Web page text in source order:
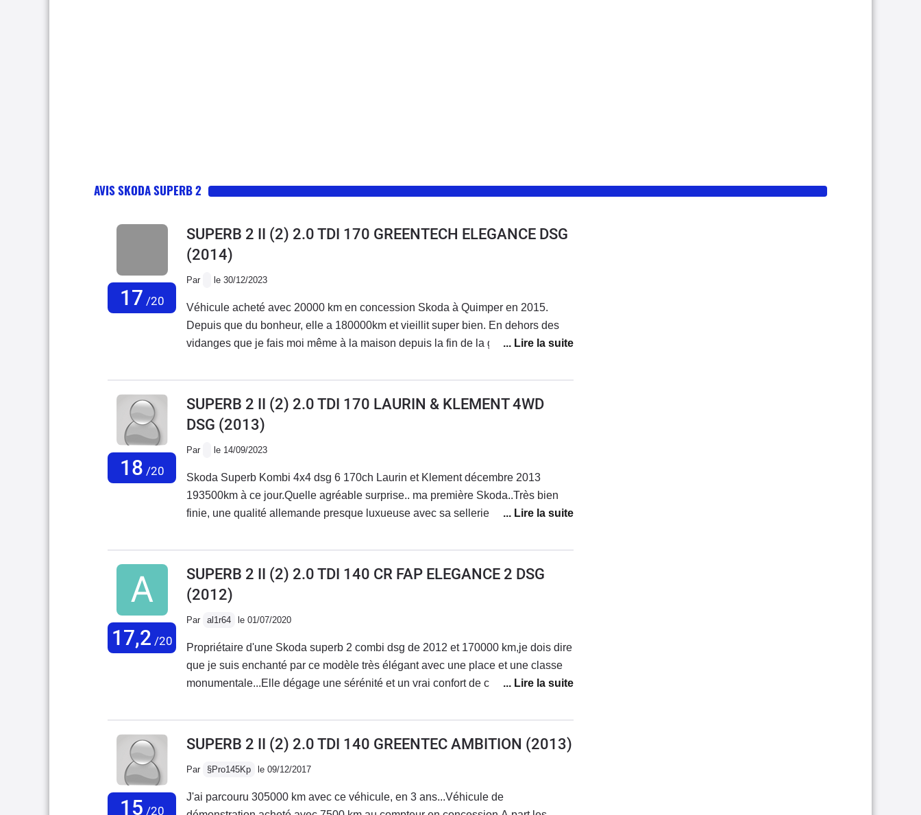
AVIS SKODA SUPERB 2
17 /20
SUPERB 2 II (2) 2.0 TDI 170 GREENTECH ELEGANCE DSG
(2014)
Par le 30/12/2023
Véhicule acheté avec 20000 km en concession Skoda à Quimper en 2015.
Depuis que du bonheur, elle a 180000km et vieillit super bien. En dehors des
vidanges que je fais moi même à la maison depuis la fin de la garantie j’ai
thermostat de la boîte dsg car elle ne montait plus bien à 90 degrés : fait aussi
moi même avec l’aide des forums sur le net : 16€ la pièce! Je n’ai même pas
encore changé une ampoule sinon alors qu’elle va avoir dix ans en mars 2024!
Cette auto est confortable très spacieuse et est suffisamment puissante tout en
consommant environ 6 litres aux cents. Bémol : la tenue de route elle n’est pas
bonne routière familiale. Je n’ai pas envie de la remplacer vu le manque de
fiabilité des voitures actuelles et les prix !
18 /20
SUPERB 2 II (2) 2.0 TDI 170 LAURIN & KLEMENT 4WD
DSG (2013)
Par le 14/09/2023
Skoda Superb Kombi 4x4 dsg 6 170ch Laurin et Klement décembre 2013
193500km à ce jour.Quelle agréable surprise.. ma première Skoda..Très bien
finie, une qualité allemande presque luxueuse avec sa sellerie en cuir premium,
toute cette lumière, et pourvoir les étoiles..Un moteur très efficace. 170ch dsg 6.
Discret au niveau sonore et très économique 5 litres au 100 en extra urbain De
jolies jantes dans cette finition ultime Un gps de grande taille..Tout pour plaire..
cette bohème19/20..
17,2 /20
SUPERB 2 II (2) 2.0 TDI 140 CR FAP ELEGANCE 2 DSG
(2012)
Par al1r64 le 01/07/2020
Propriétaire d'une Skoda superb 2 combi dsg de 2012 et 170000 km,je dois dire
que je suis enchanté par ce modèle très élégant avec une place et une classe
monumentale...Elle dégage une sérénité et un vrai confort de conduite.Aucune
dsg,faire les vidanges de boites tous les 60000 km.la courroie quand c'est le
moment,un entretien rigoureux et elle vous emmènera au bout du monde.c 'est
une routière qui n'aime pas les bourrins qui roulent comme des cochons... C 'est
ma 3eme Skoda et se ne sera pas la dernière.Un défaut? qui n en ai pas un si
on fais un choix judicieux, c'est les options.La mienne qui est un cœur de
gamme, n'est pas énormément optionné mais je l'ai choisi car il y avait un suivi
15 /20
SUPERB 2 II (2) 2.0 TDI 140 GREENTEC AMBITION (2013)
Par §Pro145Kp le 09/12/2017
J'ai parcouru 305000 km avec ce véhicule, en 3 ans...Véhicule de